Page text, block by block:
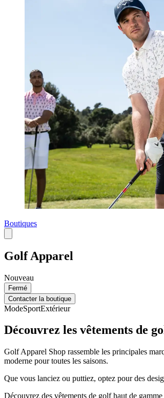
Boutiques
Golf Apparel
Nouveau
Fermé
Contacter la boutique
ModeSportExtérieur
Découvrez les vêtements de
Golf Apparel Shop rassemble les principales
moderne pour toutes les saisons.
Que vous lanciez ou puttiez, optez pour des
Découvrez des vêtements de golf haut de